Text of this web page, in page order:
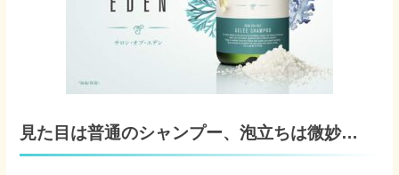
見た目は普通のシャンプー、泡立ちは微妙…